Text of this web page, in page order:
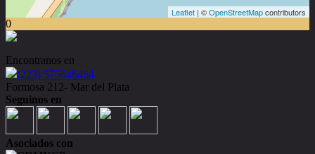
Leaflet | ©OpenStreetMapcontributors
0
Encontranos en
(223) 575646464
Formosa 212- Mar del Plata
Seguinos en
Asociados con